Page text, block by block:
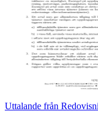
Uttalande från